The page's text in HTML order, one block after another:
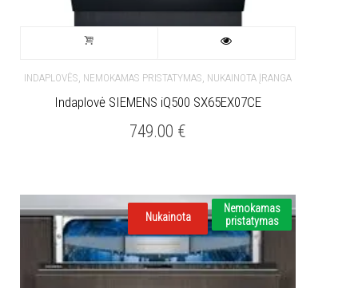
INDAPLOVĖS, NEMOKAMAS PRISTATYMAS, NUKAINOTA ĮRANGA
Indaplovė SIEMENS iQ500 SX65EX07CE
749.00 €
Nukainota
Nemokamas
pristatymas